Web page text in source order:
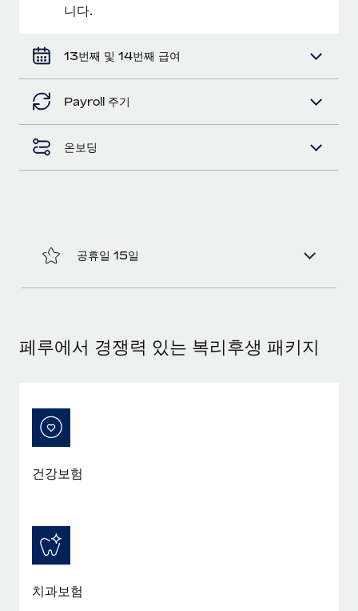
복리후생
Remote 제품 관련 소식: Gusto 및 Xero와의 통합과
Remote Contractor Management Plus
Remote의 사명은 모든 규모의 기업이 전 세계 어디서든 업무에 가
장 적합 사람을 찾아 채용 및 관리하고 급여를 지급하도록 돕는 것
입니다. 이를 위해 최근 몇 주 동안 새로운...
자세히 알아보기
채용을 확장한 방법
에게는 흥미롭고 전문적인 비디오 제작이 어느 때보다 중요해졌습
자세히 알아보기
니다.
13번째 및 14번째 급여
Payroll 주기
온보딩
공휴일 15일
페루에서 경쟁력 있는 복리후생 패키지
건강보험
치과보험